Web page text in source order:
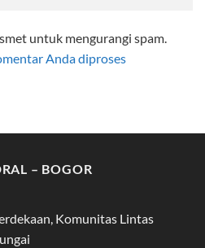
untuk mengurangi spam.
Anda diproses
– BOGOR
Komunitas Lintas